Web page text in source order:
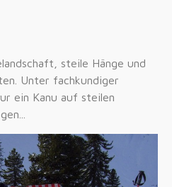
steile Hänge und
Unter fachkundiger
ein Kanu auf steilen